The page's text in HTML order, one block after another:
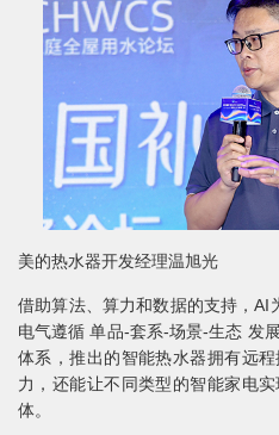
美的热水器开发经理温旭光
借助算法、算力和数据的支持，AI
电气遵循 单品-套系-场景-生态 发
体系，推出的智能热水器拥有远
力，还能让不同类型的智能家电
体。